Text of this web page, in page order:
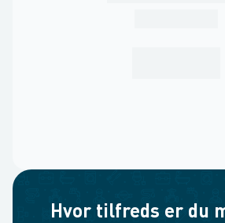
Hvor tilfreds er du